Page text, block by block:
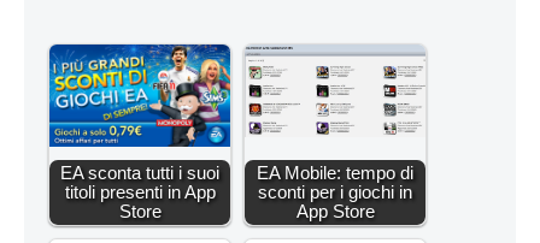
EA sconta tutti i suoi
titoli presenti in App
Store
EA Mobile: tempo di
sconti per i giochi in
App Store